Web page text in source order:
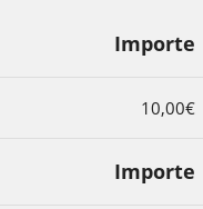
Importe
10,00€
Importe